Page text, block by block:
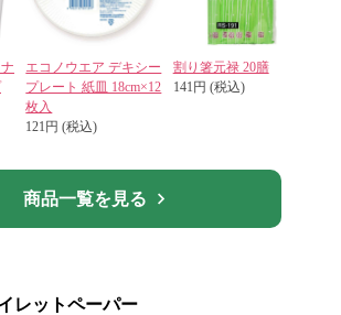
エコノウエア デキシー
プレート 紙皿 18cm×12
枚入
121円 (税込)
割り箸元禄 20膳
141円 (税込)
商品一覧を見る
レットペーパー